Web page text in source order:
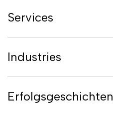
Services
Industries
Erfolgsgeschichten